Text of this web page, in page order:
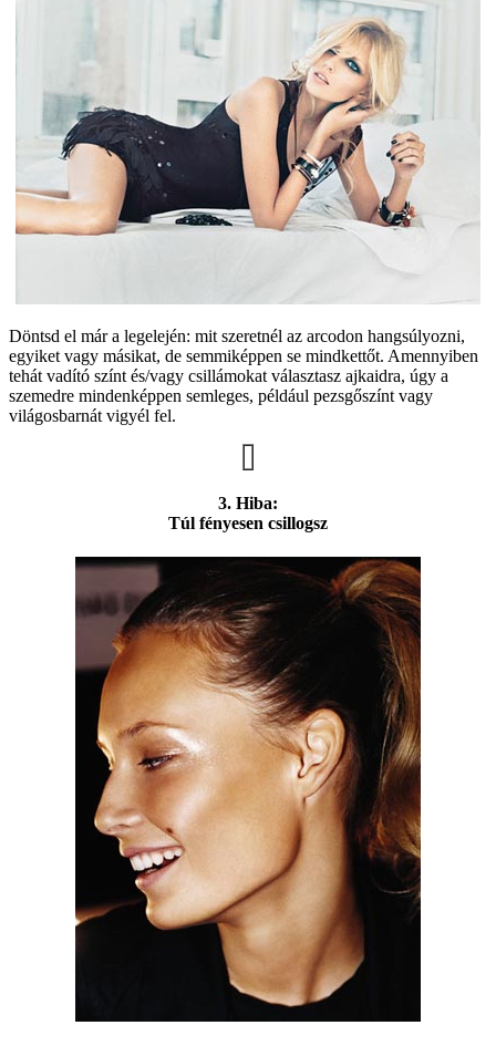
Döntsd el már a legelején: mit szeretnél az arcodon hangsúlyozni,
egyiket vagy másikat, de semmiképpen se mindkettőt. Amennyiben
tehát vadító színt és/vagy csillámokat választasz ajkaidra, úgy a
szemedre mindenképpen semleges, például pezsgőszínt vagy
világosbarnát vigyél fel.
3. Hiba:
Túl fényesen csillogsz